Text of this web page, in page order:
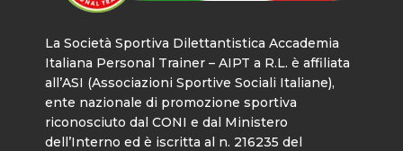
La Società Sportiva Dilettantistica Accademia
Italiana Personal Trainer – AIPT a R.L. è affiliata
all’ASI (Associazioni Sportive Sociali Italiane),
ente nazionale di promozione sportiva
riconosciuto dal CONI e dal Ministero
dell’Interno ed è iscritta al n. 216235 del